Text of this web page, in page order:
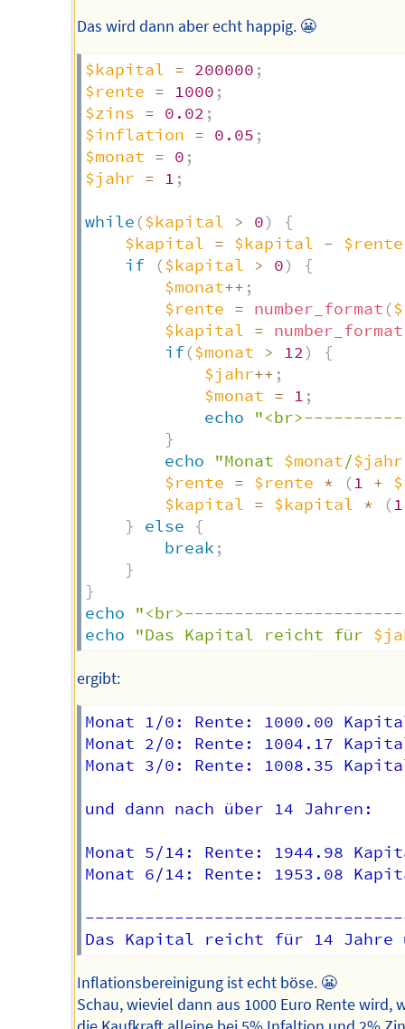
Das wird dann aber echt happig. 😬
$kapital = 200000 ;
$rente = 1000 ;
$zins = 0.02 ;
$inflation = 0.05 ;
$monat = 0 ;
$jahr = 1 ;
while ($kapital > 0)
{
$kapital = $kapital - $rente
if
($kapital > 0)
{
$monat++ ;
$rente = number_format (
$kapital = number_format
if($monat > 12)
{
$jahr++ ;
$monat = 1 ;
echo
}
echo
"Monat $monat/$jahr
$rente = $rente * (1 +
$kapital = $kapital * (1
}
else
{
break ;
}
}
echo
echo
"Das Kapital reicht für
ergibt:
Monat 1/0: Rente: 1000.00
Monat 2/0: Rente: 1004.17
Monat 3/0: Rente: 1008.35
und dann nach über 14 Jahren:
Monat 5/14: Rente: 1944.98
Monat 6/14: Rente: 1953.08
Inflationsbereinigung ist echt böse. 😬
Schau, wieviel dann aus 1000 Euro Rente wird,